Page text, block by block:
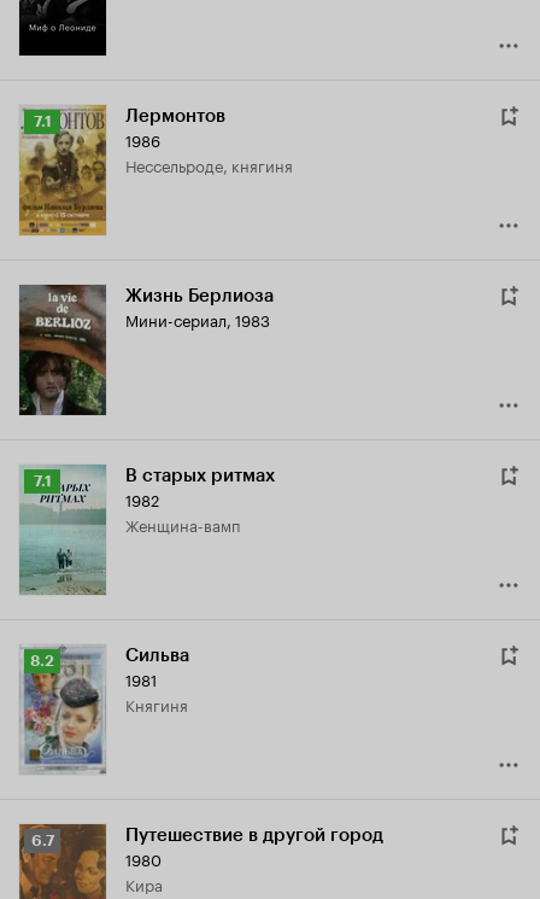
Рейтинг
Кинопоиска
7.1
7.1 Лермонтов
1986
Нессельроде, княгиня
Жизнь Берлиоза
Мини-сериал, 1983
Рейтинг
Кинопоиска
7.1
7.1 В старых ритмах
1982
женщина-вамп
Рейтинг
Кинопоиска
8.2
8.2 Сильва
1981
княгиня
Рейтинг
Кинопоиска
6.7
6.7 Путешествие в другой город
1980
Кира